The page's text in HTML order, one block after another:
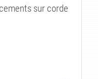
sur corde